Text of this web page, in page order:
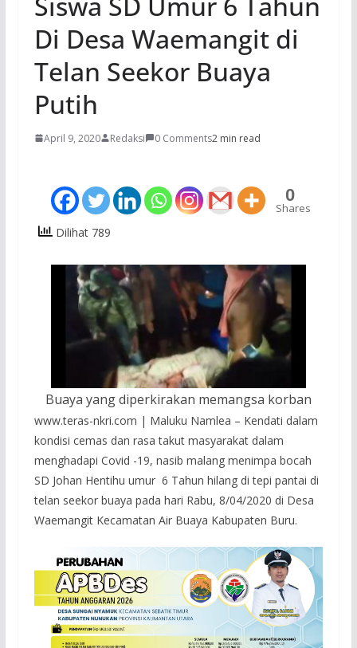
Di Desa Waemangit di
Telan Seekor Buaya
Putih
April 9, 2020 Redaksi 0 Comments2 min read
0
Shares
Dilihat 789
Buaya yang diperkirakan memangsa korban
www.teras-nkri.com | Maluku Namlea – Kendati dalam
kondisi cemas dan rasa takut masyarakat dalam
menghadapi Covid -19, nasib malang menimpa bocah
SD Johan Hentihu umur 6 Tahun hilang di tepi pantai di
telan seekor buaya pada hari Rabu, 8/04/2020 di Desa
Waemangit Kecamatan Air Buaya Kabupaten Buru.